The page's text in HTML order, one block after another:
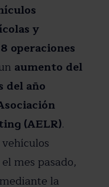
y
operaciones
aumento del
del año
(AELR).
mes pasado,
la